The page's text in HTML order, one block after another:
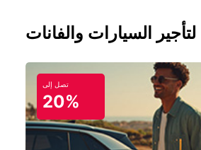
تصل إلى
20%